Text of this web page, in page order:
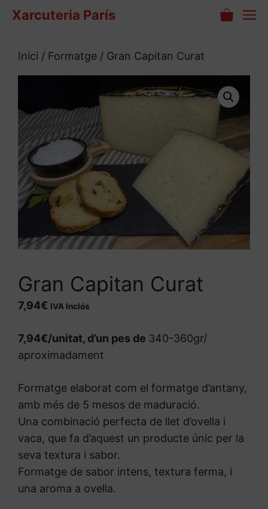
VésXarcuteria París
Inici / Formatge / Gran Capitan Curat
Gran Capitan Curat
7,94€ IVA Inclós
7,94€/unitat, d’un pes de 340-360gr/
aproximadament
Formatge elaborat com el formatge d’antany,
amb més de 5 mesos de maduració.
Una combinació perfecta de llet d’ovella i
vaca, que fa d’aquest un producte únic per la
seva textura i sabor.
Formatge de sabor intens, textura ferma, i
una aroma a ovella.